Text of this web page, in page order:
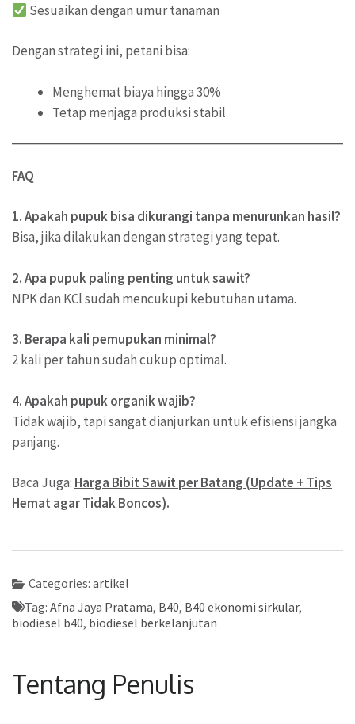
Sesuaikan dengan umur tanaman
Dengan strategi ini, petani bisa:
Menghemat biaya hingga 30%
Tetap menjaga produksi stabil
FAQ
1. Apakah pupuk bisa dikurangi tanpa menurunkan hasil?
Bisa, jika dilakukan dengan strategi yang tepat.
2. Apa pupuk paling penting untuk sawit?
NPK dan KCl sudah mencukupi kebutuhan utama.
3. Berapa kali pemupukan minimal?
2 kali per tahun sudah cukup optimal.
4. Apakah pupuk organik wajib?
Tidak wajib, tapi sangat dianjurkan untuk efisiensi jangka
panjang.
Baca Juga: Harga Bibit Sawit per Batang (Update + Tips
Hemat agar Tidak Boncos).
Categories: artikel
Tag: Afna Jaya Pratama, B40, B40 ekonomi sirkular,
biodiesel b40, biodiesel berkelanjutan
Tentang Penulis